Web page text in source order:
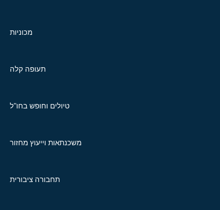
מכוניות
תעופה קלה
טיולים וחופש בחו"ל
משכנתאות וייעוץ מחזור
תחבורה ציבורית